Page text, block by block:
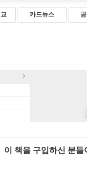
카드뉴스
이 책을 구입하신 분